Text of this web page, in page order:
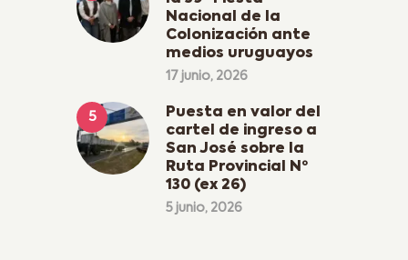
Nacional de la
Colonización ante
medios uruguayos
17 junio, 2026
Puesta en valor del
cartel de ingreso a
San José sobre la
Ruta Provincial Nº
130 (ex 26)
5 junio, 2026